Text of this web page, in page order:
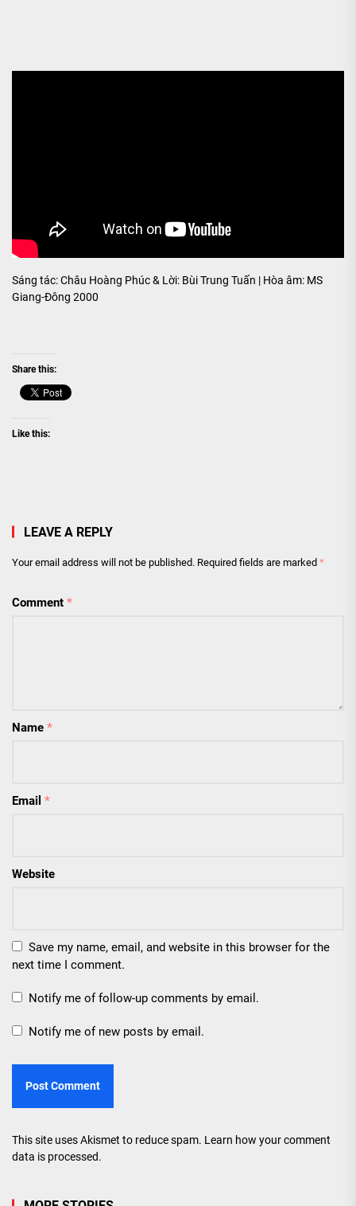
THRU
Sáng tác: Châu Hoàng Phúc & Lời: Bùi Trung Tuấn | Hòa âm: MS
Giang-Đông 2000
Share this:
Like this:
LEAVE A REPLY
Your email address will not be published. Required fields are marked *
Comment *
Name *
Email *
Website
Save my name, email, and website in this browser for the
next time I comment.
Notify me of follow-up comments by email.
Notify me of new posts by email.
This site uses Akismet to reduce spam. Learn how your comment
data is processed.